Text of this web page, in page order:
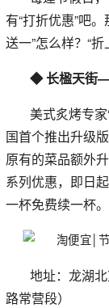
有“打折优惠”吧
送一”怎么样？“折
◆ 长楹天街
美式炙烤专
国首个推出升级
原有的菜品额外
系列优惠，即日
一杯免费续一杯。
地址：龙湖
路常营段）